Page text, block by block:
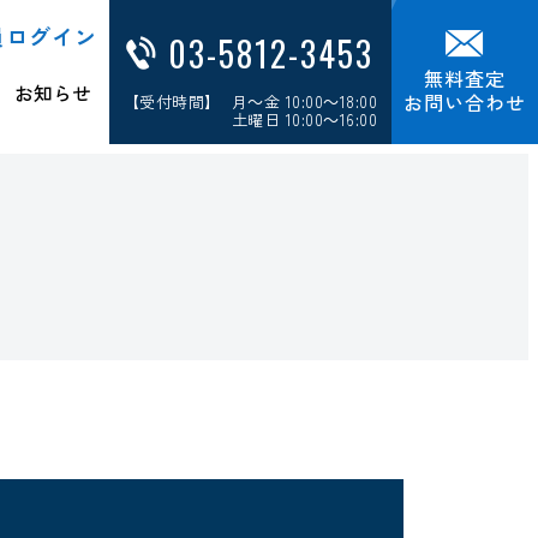
グイン
お知らせ
03-5812-3453
【受付時間】 月～金 10:00～18:00
土曜日 10:00～16:00
無料査定
お問い合わせ